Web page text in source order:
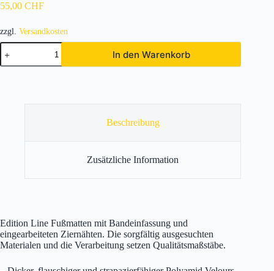
55,00 CHF
zzgl. Versandkosten
Citroen
C5
C5
In den Warenkorb
Beschreibung
Zusätzliche Information
Edition Line Fußmatten mit Bandeinfassung und
eingearbeiteten Ziernähten. Die sorgfältig ausgesuchten
Materialen und die Verarbeitung setzen Qualitätsmaßstäbe.